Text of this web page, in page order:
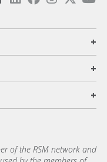
+
+
+
of the RSM network and